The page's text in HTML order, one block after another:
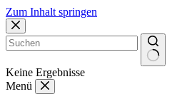
Zum Inhalt springen
Keine Ergebnisse
Menü